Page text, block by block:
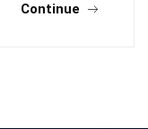
Continue